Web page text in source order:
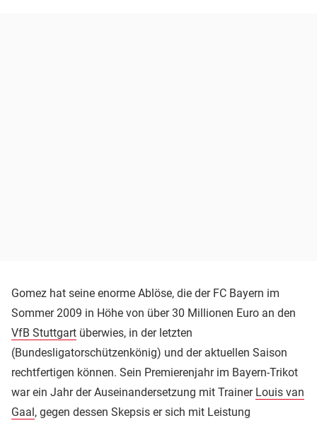
Gomez hat seine enorme Ablöse, die der FC Bayern im
Sommer 2009 in Höhe von über 30 Millionen Euro an den
VfB Stuttgart überwies, in der letzten
(Bundesligatorschützenkönig) und der aktuellen Saison
rechtfertigen können. Sein Premierenjahr im Bayern-Trikot
war ein Jahr der Auseinandersetzung mit Trainer Louis van
Gaal, gegen dessen Skepsis er sich mit Leistung